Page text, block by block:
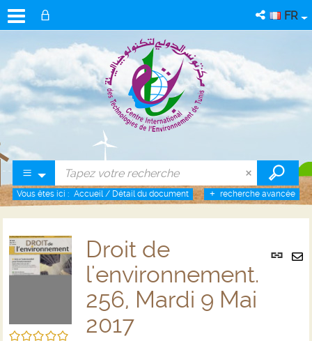
FR
recherche avancée
Vous êtes ici : Accueil / Détail du document
Lien
/5
Droit de
l'environnement.
256, Mardi 9 Mai
2017